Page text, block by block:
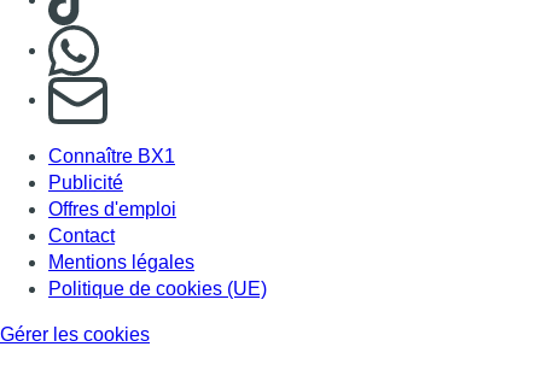
S'abonner à notre newsletter
Connaître BX1
Publicité
Offres d'emploi
Contact
Mentions légales
Politique de cookies (UE)
Gérer les cookies